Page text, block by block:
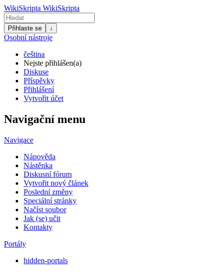
WikiSkripta WikiSkripta
Přihlaste se ↓
Osobní nástroje
čeština
Nejste přihlášen(a)
Diskuse
Příspěvky
Přihlášení
Vytvořit účet
Navigační menu
Navigace
Nápověda
Nástěnka
Diskusní fórum
Vytvořit nový článek
Poslední změny
Speciální stránky
Načíst soubor
Jak (se) učit
Kontakty
Portály
hidden-portals